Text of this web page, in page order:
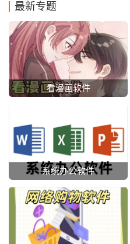
最新专题
看漫画软件
系统办公软件